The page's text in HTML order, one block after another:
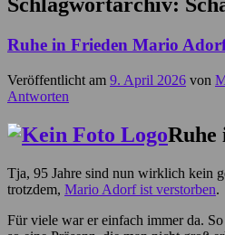
Ruhe in Frieden Mario
Veröffentlicht am 9. April 2026 von
Antworten
Ruhe
Tja, 95 Jahre sind nun wirklich kein
trotzdem, Mario Adorf ist verstorben.
Für viele war er einfach immer da.